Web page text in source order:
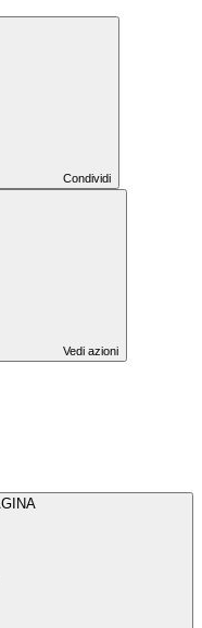
Condividi
Vedi azioni